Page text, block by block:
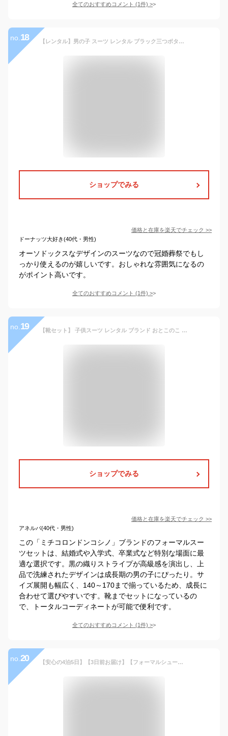
全てのおすすめコメント (1件) >
no. 18 【レンタル】男の子 スーツ レンタル ブラック三つボタンベーシックスーツフルセット 140cm 150cm 160cm 165cm 卒業式 結婚式 男児フォーマル ジュニアサイズ
ショップでみる
価格と在庫を楽天でチェック >>
ドーナッツ大好き(40代・男性)
オーソドックスなデザインのスーツなので冠婚葬祭でもし
っかり使えるのが嬉しいです。おしゃれな雰囲気になるの
がポイント高いです。
全てのおすすめコメント (1件) >
no. 19 【靴セット】 子供スーツ レンタル ブランド おとこのこ 男子 ジュニア フォーマル スーツ aby003 ミチコロンドンコシノ 黒 織りストライプ【フォーマル子供服 140 150 160 165 170 キッズ 結婚式 入学式 卒業式 小学校 小学生 卒服】 送料無料 【レンタル】
ショップでみる
価格と在庫を楽天でチェック >>
アネルバ(40代・男性)
この「ミチコロンドンコシノ」ブランドのフォーマルスー
ツセットは、結婚式や入学式、卒業式など特別な場面に最
適な選択です。黒の織りストライプが高級感を演出し、上
品で洗練されたデザインは成長期の男の子にぴったり。サ
イズ展開も幅広く、140～170まで揃っているため、成長に
合わせて選びやすいです。靴までセットになっているの
で、トータルコーディネートが可能で便利です。
全てのおすすめコメント (1件) >
no. 20 【安心の4泊5日】【3日前お届け】【フォーマルシューズ・ベルト】【サイズ展開 140 150 160 165／b-103】 Ready Freddy ブルーシャツ／ジュニアスーツセット スーツ 男の子 男児 男子 男の子スーツ 卒服 小学生 6年生 スーツ 結婚式 コンクール 卒服